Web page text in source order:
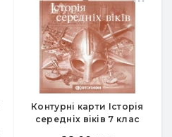
Контурні карти Історія
середніх віків 7 клас